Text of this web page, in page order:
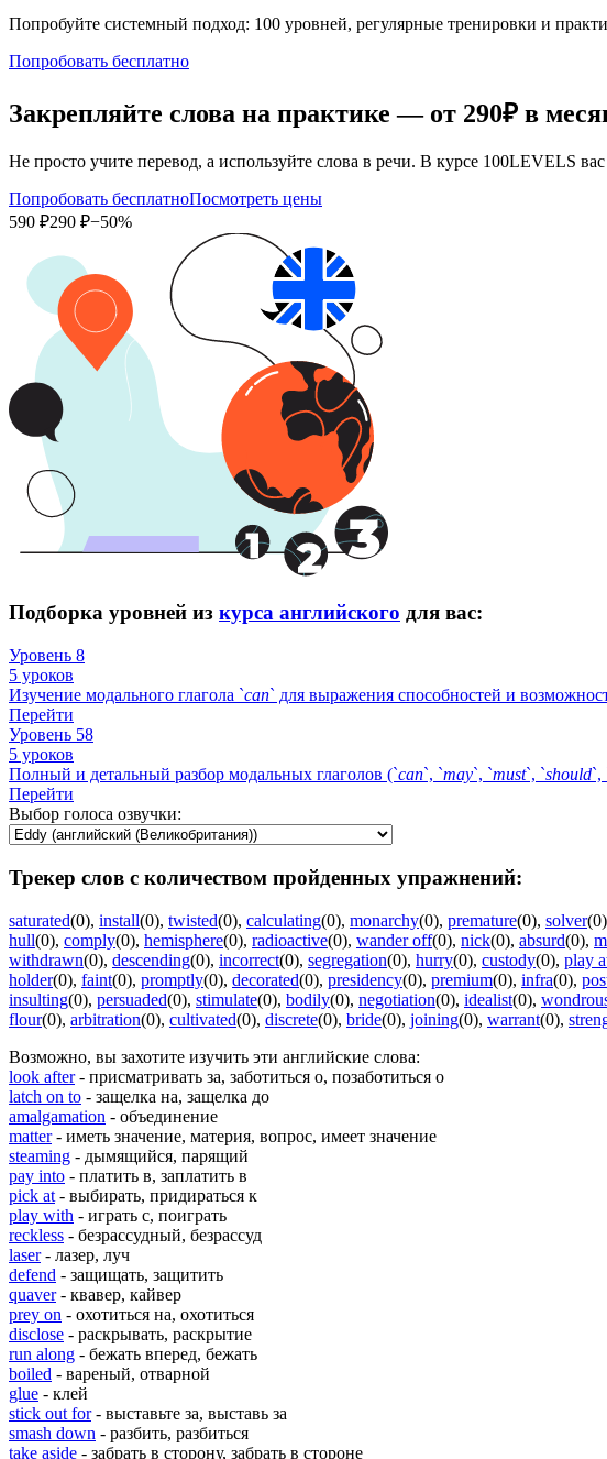
Попробуйте системный подход: 100 уровней, регулярные тренировки и
Попробовать бесплатно
Закрепляйте слова на практике — от 290₽ в
Не просто учите перевод, а используйте слова в речи. В курсе 100LEVELS
Попробовать бесплатноПосмотреть цены
590 ₽290 ₽−50%
Подборка уровней из курса английского для вас:
Уровень 8
5 уроков
Изучение модального глагола `can` для выражения способностей и
Перейти
Уровень 58
5 уроков
Полный и детальный разбор модальных глаголов (`can`, `may`, `must`, `should`,
Перейти
Выбор голоса озвучки:
Трекер слов с количеством пройденных упражнений:
saturated(0), install(0), twisted(0), calculating(0), monarchy(0), premature(0), solver(0)
hull(0), comply(0), hemisphere(0), radioactive(0), wander off(0), nick(0), absurd(0),
withdrawn(0), descending(0), incorrect(0), segregation(0), hurry(0), custody(0), play
holder(0), faint(0), promptly(0), decorated(0), presidency(0), premium(0), infra(0),
insulting(0), persuaded(0), stimulate(0), bodily(0), negotiation(0), idealist(0),
flour(0), arbitration(0), cultivated(0), discrete(0), bride(0), joining(0), warrant(0),
Возможно, вы захотите изучить эти английские слова:
look after- присматривать за, заботиться о, позаботиться о
latch on to - защелка на, защелка до
amalgamation - объединение
matter- иметь значение, материя, вопрос, имеет значение
steaming - дымящийся, парящий
pay into - платить в, заплатить в
pick at - выбирать, придираться к
play with - играть с, поиграть
reckless - безрассудный, безрассуд
laser- лазер, луч
defend - защищать, защитить
quaver- квавер, кайвер
prey on - охотиться на, охотиться
disclose - раскрывать, раскрытие
run along - бежать вперед, бежать
boiled - вареный, отварной
glue - клей
stick out for- выставьте за, выставь за
smash down - разбить, разбиться
take aside - забрать в сторону, забрать в стороне